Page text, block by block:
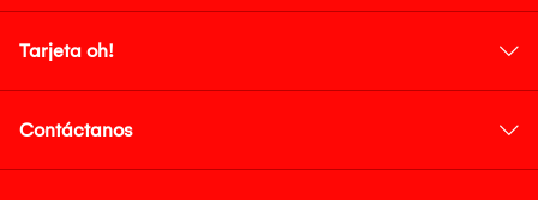
Tarjeta oh!
Contáctanos